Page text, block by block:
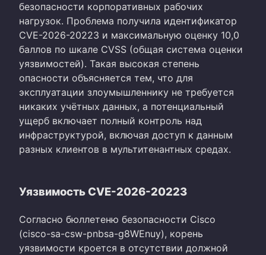
безопасности корпоративных рабочих
нагрузок. Проблема получила идентификатор
CVE-2026-20223 и максимальную оценку 10,0
баллов по шкале CVSS (общая система оценки
уязвимостей). Такая высокая степень
опасности объясняется тем, что для
эксплуатации злоумышленнику не требуется
никаких учётных данных, а потенциальный
ущерб включает полный контроль над
инфраструктурой, включая доступ к данным
разных клиентов в мультитенантных средах.
Уязвимость CVE-2026-20223
Согласно бюллетеню безопасности Cisco
(cisco-sa-csw-pnbsa-g8WEnuy), корень
уязвимости кроется в отсутствии должной